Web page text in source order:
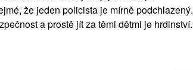
že jeden policista je mírně podchlazený.
a prostě jít za těmi dětmi je hrdinství.